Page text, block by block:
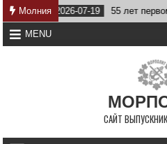
Skip
to
content
Молния
2026-07-19 55 лет первому
MENU
САЙТ